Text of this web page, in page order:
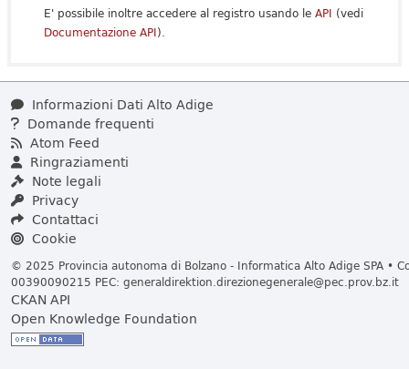
E' possibile inoltre accedere al registro usando le API (vedi
Documentazione API).
Informazioni Dati Alto Adige
Domande frequenti
Atom Feed
Ringraziamenti
Note legali
Privacy
Contattaci
Cookie
© 2025 Provincia autonoma di Bolzano - Informatica Alto Adige SPA •
00390090215 PEC: generaldirektion.direzionegenerale@pec.prov.bz.it
CKAN API
Open Knowledge Foundation